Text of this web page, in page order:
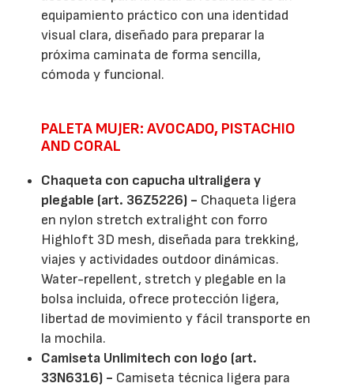
equipamiento práctico con una identidad
visual clara, diseñado para preparar la
próxima caminata de forma sencilla,
cómoda y funcional.
PALETA MUJER: AVOCADO, PISTACHIO
AND CORAL
Chaqueta con capucha ultraligera y
plegable (art. 36Z5226) - Chaqueta ligera
en nylon stretch extralight con forro
Highloft 3D mesh, diseñada para trekking,
viajes y actividades outdoor dinámicas.
Water-repellent, stretch y plegable en la
bolsa incluida, ofrece protección ligera,
libertad de movimiento y fácil transporte en
la mochila.
Camiseta Unlimitech con logo (art.
33N6316) - Camiseta técnica ligera para